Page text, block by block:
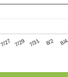
7/27 7/29 7/31 8/2 8/4